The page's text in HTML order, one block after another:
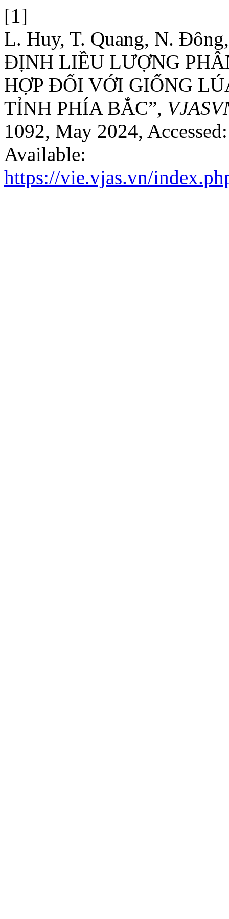
[1]
L. Huy, T. Quang, N.
ĐỊNH LIỀU LƯỢNG
HỢP ĐỐI VỚI GIỐNG
TỈNH PHÍA BẮC”,
1092, May 2024,
Available:
https://vie.vjas.vn/